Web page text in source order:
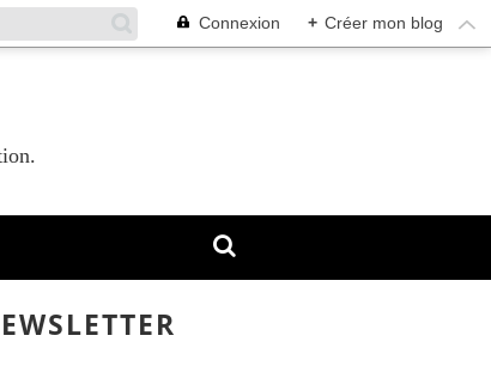
Connexion + Créer mon blog